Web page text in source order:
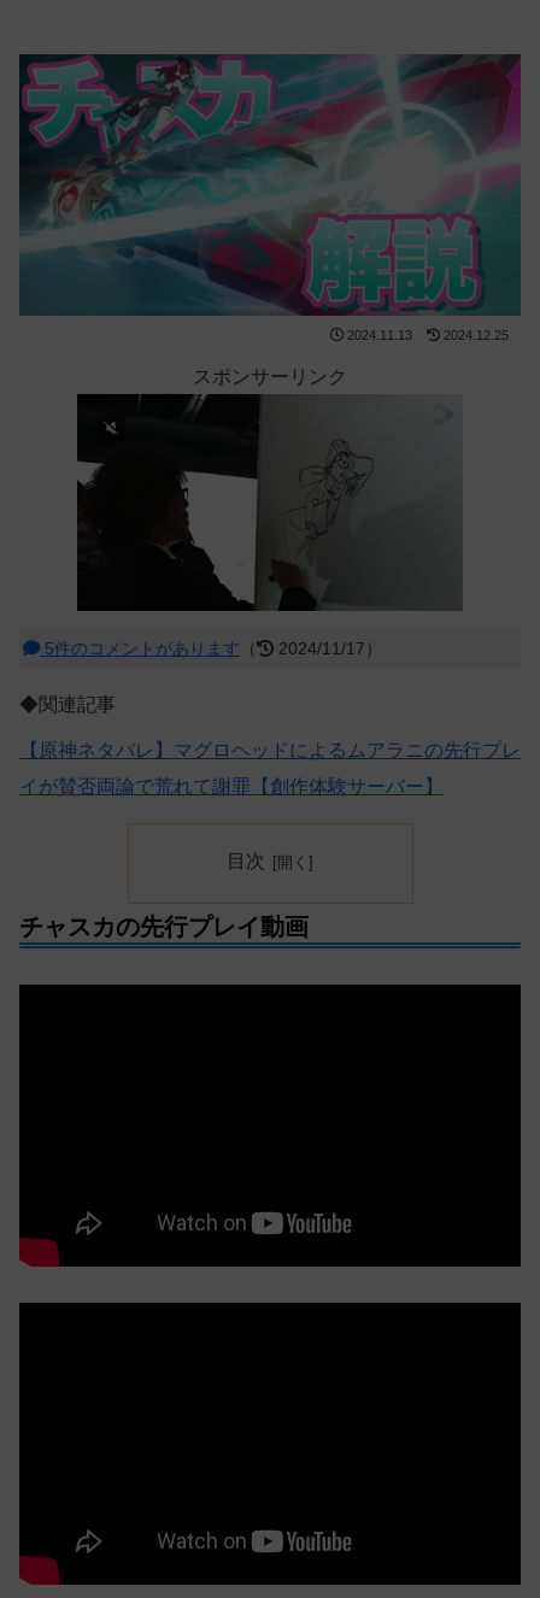
2024.11.13 2024.12.25
スポンサーリンク
5件のコメントがあります （ 2024/11/17）
◆関連記事
【原神ネタバレ】マグロヘッドによるムアラニの先行プレ
イが賛否両論で荒れて謝罪【創作体験サーバー】
目次
チャスカの先行プレイ動画